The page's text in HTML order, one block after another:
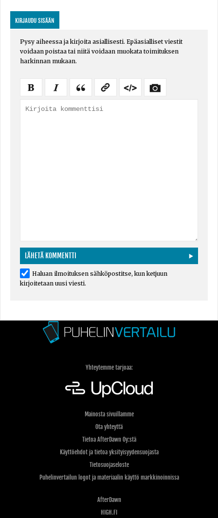
KIRJAUDU SISÄÄN
Pysy aiheessa ja kirjoita asiallisesti. Epäasialliset viestit
voidaan poistaa tai niitä voidaan muokata toimituksen
harkinnan mukaan.
Haluan ilmoituksen sähköpostitse, kun ketjuun
kirjoitetaan uusi viesti.
Yhteytemme tarjoaa:
Mainosta sivuillamme
Ota yhteyttä
Tietoa AfterDawn Oy:stä
Käyttöehdot ja tietoa yksityisyydensuojasta
Tietosuojaseloste
Puhelinvertailun logot ja materiaalin käyttö markkinoinnissa
AfterDawn
HIGH.FI